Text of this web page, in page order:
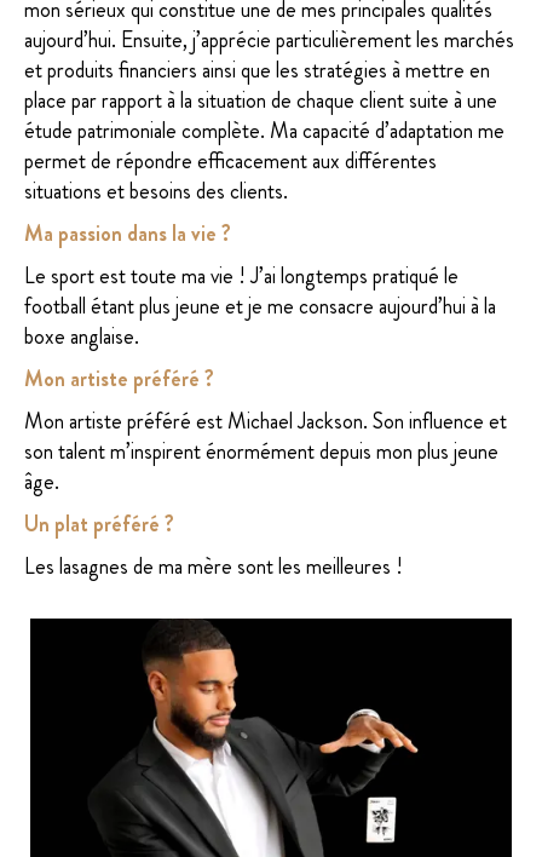
mon sérieux qui constitue une de mes principales qualités
aujourd’hui. Ensuite, j’apprécie particulièrement les marchés
et produits financiers ainsi que les stratégies à mettre en
place par rapport à la situation de chaque client suite à une
étude patrimoniale complète. Ma capacité d’adaptation me
permet de répondre efficacement aux différentes
situations et besoins des clients.
Ma passion dans la vie ?
Le sport est toute ma vie ! J’ai longtemps pratiqué le
football étant plus jeune et je me consacre aujourd’hui à la
boxe anglaise.
Mon artiste préféré ?
Mon artiste préféré est Michael Jackson. Son influence et
son talent m’inspirent énormément depuis mon plus jeune
âge.
Un plat préféré ?
Les lasagnes de ma mère sont les meilleures !